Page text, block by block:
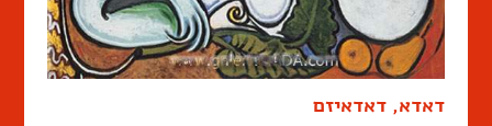
דאדא, דאדאיזם